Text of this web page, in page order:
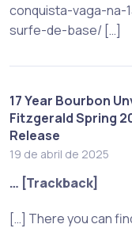
conquista-vaga-
surfe-de-base/ […]
17 Year Bourbon
Fitzgerald Spring
Release
19 de abril de 2025
… [Trackback]
[…] There you can